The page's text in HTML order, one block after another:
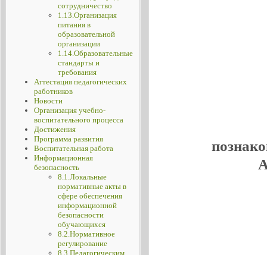
сотрудничество
1.13.Организация
питания в
образовательной
организации
1.14.Образовательные
стандарты и
требования
Аттестация педагогических
работников
Новости
Организация учебно-
воспитательного процесса
Достижения
Программа развития
Воспитательная работа
Информационная
безопасность
8.1.Локальные
нормативные акты в
сфере обеспечения
информационной
безопасности
обучающихся
8.2.Нормативное
регулирование
8.3.Педагогическим